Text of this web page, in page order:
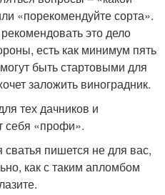
«порекомендуйте сорта».
это дело
есть как минимум пять
быть стартовыми для
заложить виноградник.
тех дачников и
себя «профи».
пишется не для вас,
как с таким апломбом